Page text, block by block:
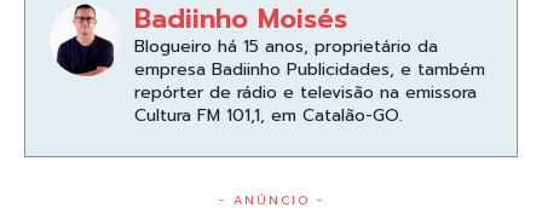
Badiinho Moisés
Blogueiro há 15 anos, proprietário da
empresa Badiinho Publicidades, e também
repórter de rádio e televisão na emissora
Cultura FM 101,1, em Catalão-GO.
- ANÚNCIO -